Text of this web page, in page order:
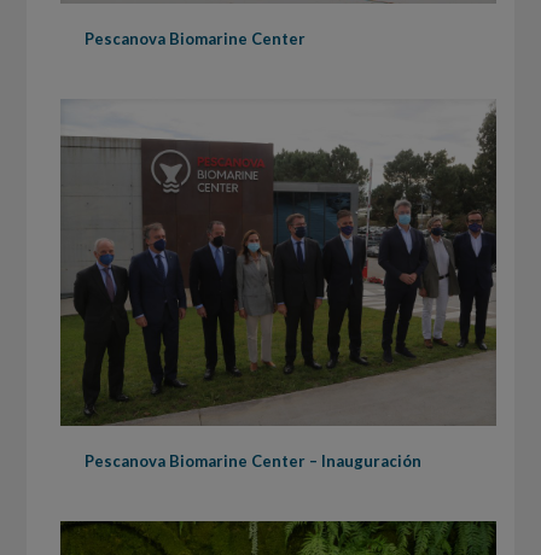
Pescanova Biomarine Center
Pescanova Biomarine Center – Inauguración